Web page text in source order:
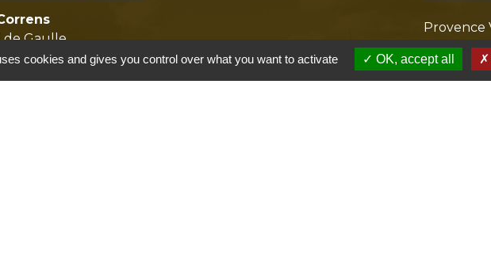
de Gaulle
FRANCE
Provence
Mission
cookies and gives you control over what you want to activate OK, accept all